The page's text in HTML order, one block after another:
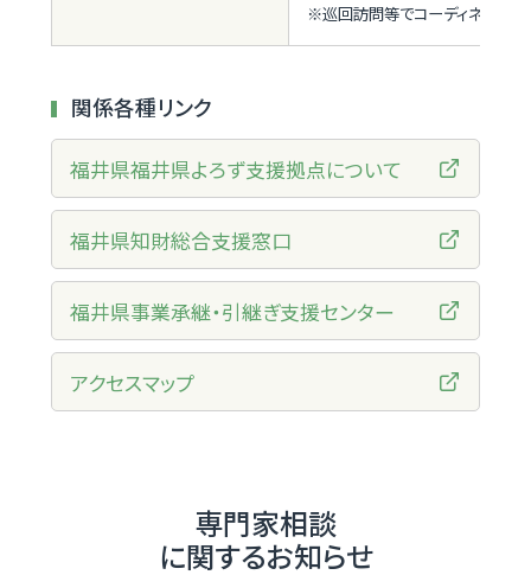
※巡回訪問等でコーディネーター
関係各種リンク
福井県福井県よろず支援拠点について
福井県知財総合支援窓口
福井県事業承継・引継ぎ支援センター
アクセスマップ
専門家相談
に関するお知らせ